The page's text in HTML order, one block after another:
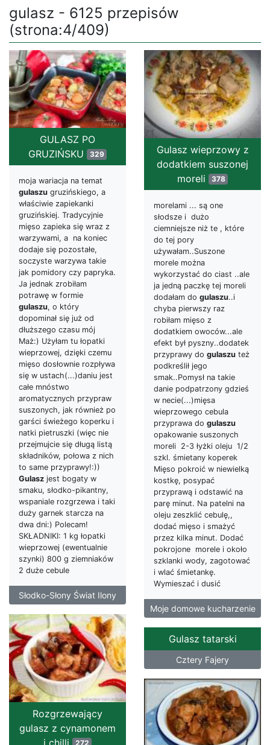
gulasz - 6125 przepisów
(strona:4/409)
GULASZ PO
GRUZIŃSKU
329
moja wariacja na temat
gulaszu gruzińskiego, a
właściwie zapiekanki
gruzińskiej. Tradycyjnie
mięso zapieka się wraz z
warzywami, a na koniec
dodaje się pozostałe,
soczyste warzywa takie
jak pomidory czy papryka.
Ja jednak zrobiłam
potrawę w formie
gulaszu, o który
dopominał się już od
dłuższego czasu mój
Maż:) Użyłam tu łopatki
wieprzowej, dzięki czemu
mięso dosłownie rozpływa
się w ustach(...)daniu jest
całe mnóstwo
aromatycznych przypraw
suszonych, jak również po
garści świeżego koperku i
natki pietruszki (więc nie
przejmujcie się długą listą
składników, połowa z nich
to same przyprawy!:))
Gulasz jest bogaty w
smaku, słodko-pikantny,
wspaniale rozgrzewa i taki
duży garnek starcza na
dwa dni:) Polecam!
SKŁADNIKI: 1 kg łopatki
wieprzowej (ewentualnie
szynki) 800 g ziemniaków
2 duże cebule
Słodko-Słony Świat Ilony
Gulasz wieprzowy z
dodatkiem suszonej
moreli
378
morelami ... są one
słodsze i dużo
ciemniejsze niż te , które
do tej pory
używałam..Suszone
morele można
wykorzystać do ciast ..ale
ja jedną paczkę tej moreli
dodałam do gulaszu..i
chyba pierwszy raz
robiłam mięso z
dodatkiem owoców...ale
efekt był pyszny..dodatek
przyprawy do gulaszu też
podkreślił jego
smak..Pomysł na takie
danie podpatrzony gdzieś
w necie(...)mięsa
wieprzowego cebula
przyprawa do gulaszu
opakowanie suszonych
moreli 2-3 łyżki oleju 1/2
szkl. śmietany koperek
Mięso pokroić w niewielką
kostkę, posypać
przyprawą i odstawić na
parę minut. Na patelni na
oleju zeszklić cebulę,,
dodać mięso i smażyć
przez kilka minut. Dodać
pokrojone morele i około
szklanki wody, zagotować
i wlać śmietankę.
Wymieszać i dusić
Moje domowe kucharzenie
Rozgrzewający
gulasz z cynamonem
272
Gulasz tatarski
Cztery Fajery